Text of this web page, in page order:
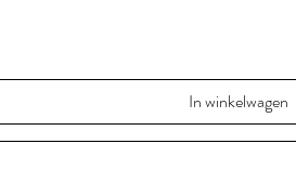
In winkelwagen